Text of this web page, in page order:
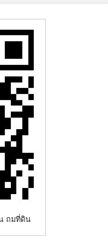
ถมที่ดิน